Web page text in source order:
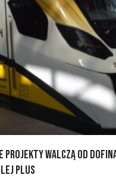
projekty walczą od
Plus